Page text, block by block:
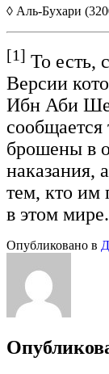
◊ Аль-Бухари
[1] То есть,
Версии
Ибн Аби
сообщается
брошены в
наказания,
тем, кто им
в этом мире.
Опубликовано в